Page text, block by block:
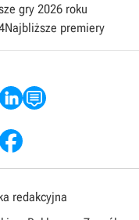
gry 2026 roku
Najbliższe premiery
redakcyjna